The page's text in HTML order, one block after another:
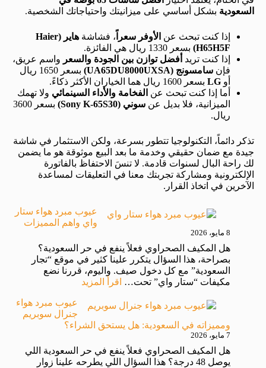
السعودية بشكل أساسي على ميزانيتك واحتياجاتك الشخصية.
إذا كنت تبحث عن الأوفر سعراً ، فشاشة
هاير (Haier
H65H5F) بسعر 1330 ريال هي الفائزة.
إذا كنت تريد أفضل توازن بين الجودة والسعر واسم عريق،
فإن سامسونج (UA65DU8000UXSA)
بسعر 1650 ريال
أو LG بسعر 1600 ريال هما الخياران الأكثر ذكاءً.
أما إذا كنت تبحث عن الفخامة والأداء السينمائي ولا تهمك
الميزانية، فلا بديل عن سوني (Sony K-65S30)
بسعر 3600
ريال.
تذكر دائماً، التكنولوجيا تتطور بسرعة، ولكن الاستثمار في شاشة
جيدة مع ضمان حقيقي وخدمة ما بعد البيع موثوقة هو ما يضمن
لك راحة البال لسنوات قادمة. لا تنسَ الاحتفاظ بالفاتورة
الإلكترونية ومشاركة تجربتك معنا في التعليقات لمساعدة
الآخرين في اتخاذ القرار.
عيوب مبرد هواء ستار
واي واهم المميزات
8 مايو، 2026
هل المكيف الصحراوي فعلاً ينفع في حر السعودية؟
بصراحة، هذا السؤال يتكرر علينا كثير في موقع “تجار
السعودية” مع كل دخول صيف. واليوم، قررنا نضع
مكيفات “ستار واي” تحت… اقرأ المزيد
عيوب مبرد هواء
جنرال سوبريم
ومميزاته في السعودية: هل يستحق الشراء؟
7 مايو، 2026
هل المكيف الصحراوي فعلاً ينفع في حر السعودية اللي
يوصل 48 درجة؟ هذا السؤال اللي يطرحه علينا زوار